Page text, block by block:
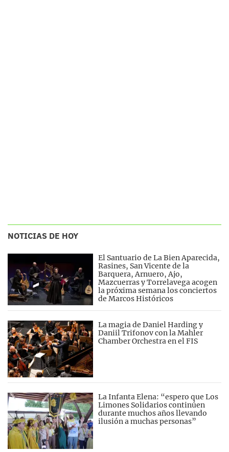
NOTICIAS DE HOY
El Santuario de La Bien Aparecida,
Rasines, San Vicente de la
Barquera, Arnuero, Ajo,
Mazcuerras y Torrelavega acogen
la próxima semana los conciertos
de Marcos Históricos
La magia de Daniel Harding y
Daniil Trifonov con la Mahler
Chamber Orchestra en el FIS
La Infanta Elena: “espero que Los
Limones Solidarios continúen
durante muchos años llevando
ilusión a muchas personas”